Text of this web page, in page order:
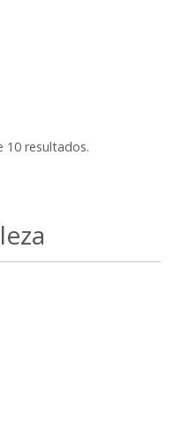
10 resultados.